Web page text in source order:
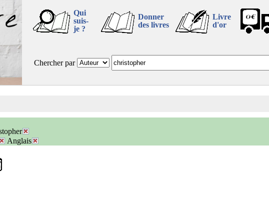
Qui
suis-
je ?
Donner
des livres
Livre
d'or
Chercher par
Anglais